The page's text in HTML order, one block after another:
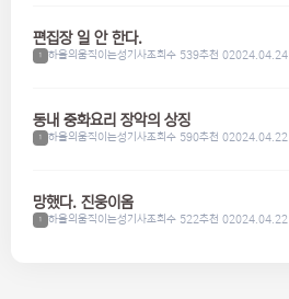
편집장 일 안 한다.
1 하울의움직이는성기사조회수 539추천 02024.04.24
동내 중화요리 장악의 상징
1 하울의움직이는성기사조회수 590추천 02024.04.22
망했다. 진웅이옴
1 하울의움직이는성기사조회수 522추천 02024.04.22